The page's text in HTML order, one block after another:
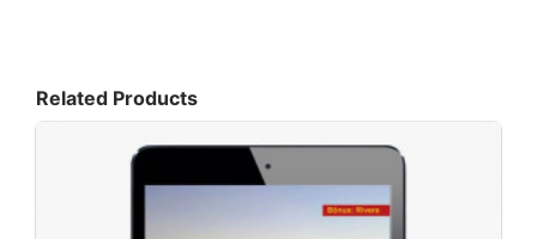
Related Products